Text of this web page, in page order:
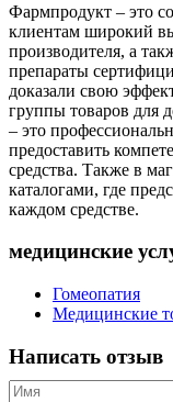
Фармпродукт – это
клиентам широкий
производителя, а
препараты
доказали свою
группы товаров для
– это
предоставить
средства. Также в
каталогами, где
каждом средстве.
медицинские
Гомеопатия
Медицинские
Написать отзыв